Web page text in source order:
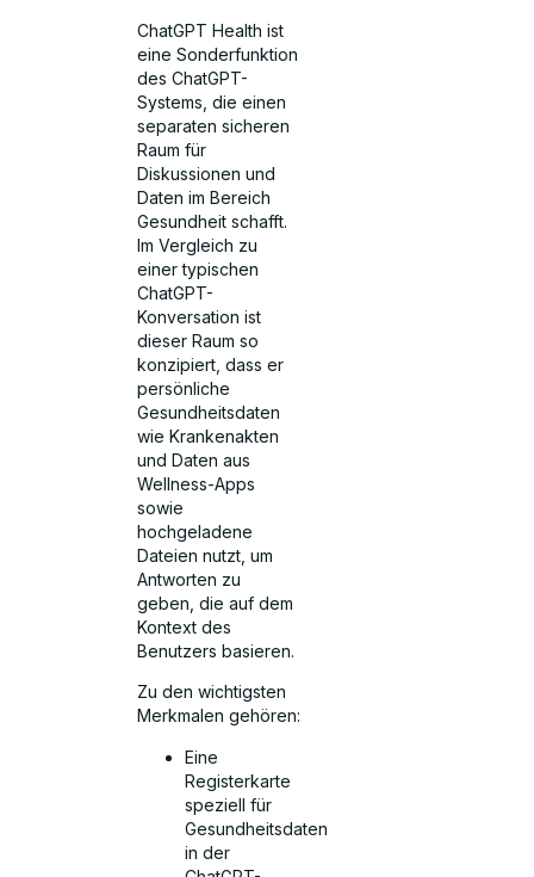
ChatGPT Health ist
eine Sonderfunktion
des ChatGPT-
Systems, die einen
separaten sicheren
Raum für
Diskussionen und
Daten im Bereich
Gesundheit schafft.
Im Vergleich zu
einer typischen
ChatGPT-
Konversation ist
dieser Raum so
konzipiert, dass er
persönliche
Gesundheitsdaten
wie Krankenakten
und Daten aus
Wellness-Apps
sowie
hochgeladene
Dateien nutzt, um
Antworten zu
geben, die auf dem
Kontext des
Benutzers basieren.
Zu den wichtigsten
Merkmalen gehören:
Eine
Registerkarte
speziell für
Gesundheitsdaten
in der